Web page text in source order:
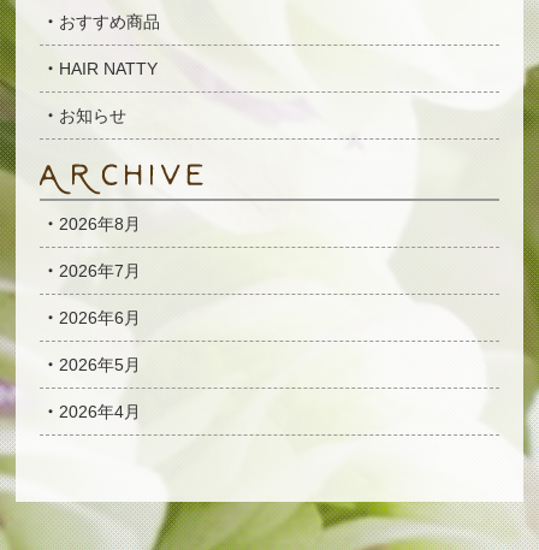
おすすめ商品
HAIR NATTY
お知らせ
2026年8月
2026年7月
2026年6月
2026年5月
2026年4月